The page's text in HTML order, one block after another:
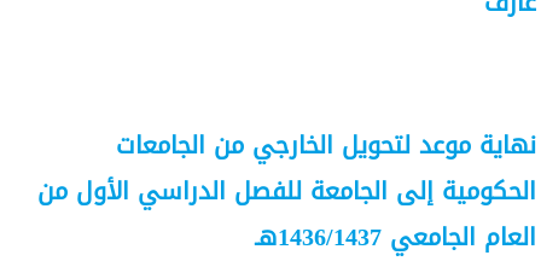
نهاية موعد لتحويل الخارجي من الجامعات
الحكومية إلى الجامعة للفصل الدراسي الأول من
العام الجامعي 1436/1437هـ